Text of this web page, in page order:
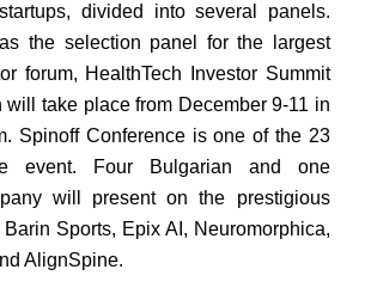
divided into several panels.
the selection panel for the largest
forum, HealthTech Investor Summit
will take place from December 9-11 in
Spinoff Conference is one of the 23
event. Four Bulgarian and one
will present on the prestigious
Sports, Epix AI, Neuromorphica,
AlignSpine.